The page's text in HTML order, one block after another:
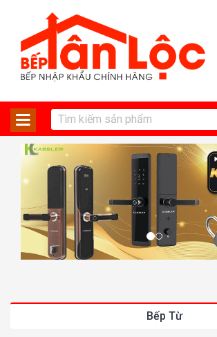
Bếp Từ